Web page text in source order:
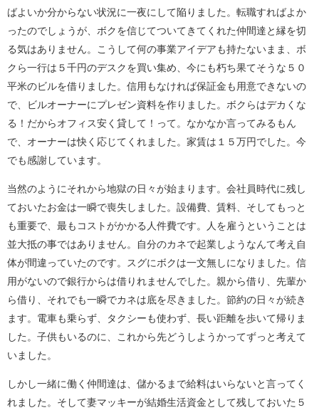
ばよいか分からない状況に一夜にして陥りました。転職すればよか
ったのでしょうが、ボクを信じてついてきてくれた仲間達と縁を切
る気はありません。こうして何の事業アイデアも持たないまま、ボ
クら一行は５千円のデスクを買い集め、今にも朽ち果てそうな５０
平米のビルを借りました。信用もなければ保証金も用意できないの
で、ビルオーナーにプレゼン資料を作りました。ボクらはデカくな
る！だからオフィス安く貸して！って。なかなか言ってみるもん
で、オーナーは快く応じてくれました。家賃は１５万円でした。今
でも感謝しています。
当然のようにそれから地獄の日々が始まります。会社員時代に残し
ておいたお金は一瞬で喪失しました。設備費、賃料、そしてもっと
も重要で、最もコストがかかる人件費です。人を雇うということは
並大抵の事ではありません。自分のカネで起業しようなんて考え自
体が間違っていたのです。スグにボクは一文無しになりました。信
用がないので銀行からは借りれませんでした。親から借り、先輩か
ら借り、それでも一瞬でカネは底を尽きました。節約の日々が続き
ます。電車も乗らず、タクシーも使わず、長い距離を歩いて帰りま
した。子供もいるのに、これから先どうしようかってずっと考えて
いました。
しかし一緒に働く仲間達は、儲かるまで給料はいらないと言ってく
れました。そして妻マッキーが結婚生活資金として残しておいた５